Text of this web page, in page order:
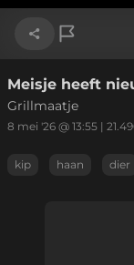
Link kopiëren
Meisje heeft
Grillmaatje
8 mei '26 @ 13:55 |
kip haan dier